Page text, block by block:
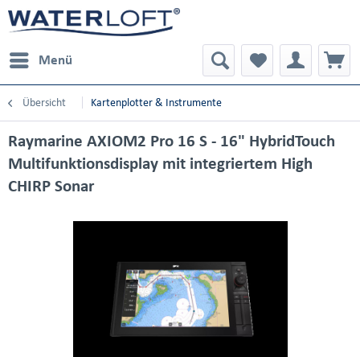
Menü
Übersicht Kartenplotter & Instrumente
Raymarine AXIOM2 Pro 16 S - 16" HybridTouch
Multifunktionsdisplay mit integriertem High
CHIRP Sonar